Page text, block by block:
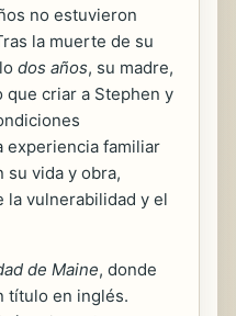
no estuvieron
la muerte de su
dos años, su madre,
que criar a Stephen y
experiencia familiar
su vida y obra,
la vulnerabilidad y el
de Maine, donde
título en inglés.